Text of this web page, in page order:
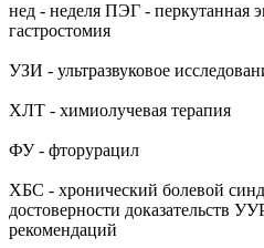
нед - неделя ПЭГ - перкутанная
гастростомия
УЗИ - ультразвуковое
ХЛТ - химиолучевая терапия
ФУ - фторурацил
ХБС - хронический болевой
достоверности доказательств
рекомендаций